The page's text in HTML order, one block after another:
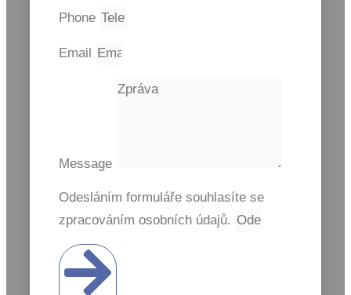
Phone
Email
Message
Odesláním formuláře souhlasíte se
zpracováním osobních údajů.